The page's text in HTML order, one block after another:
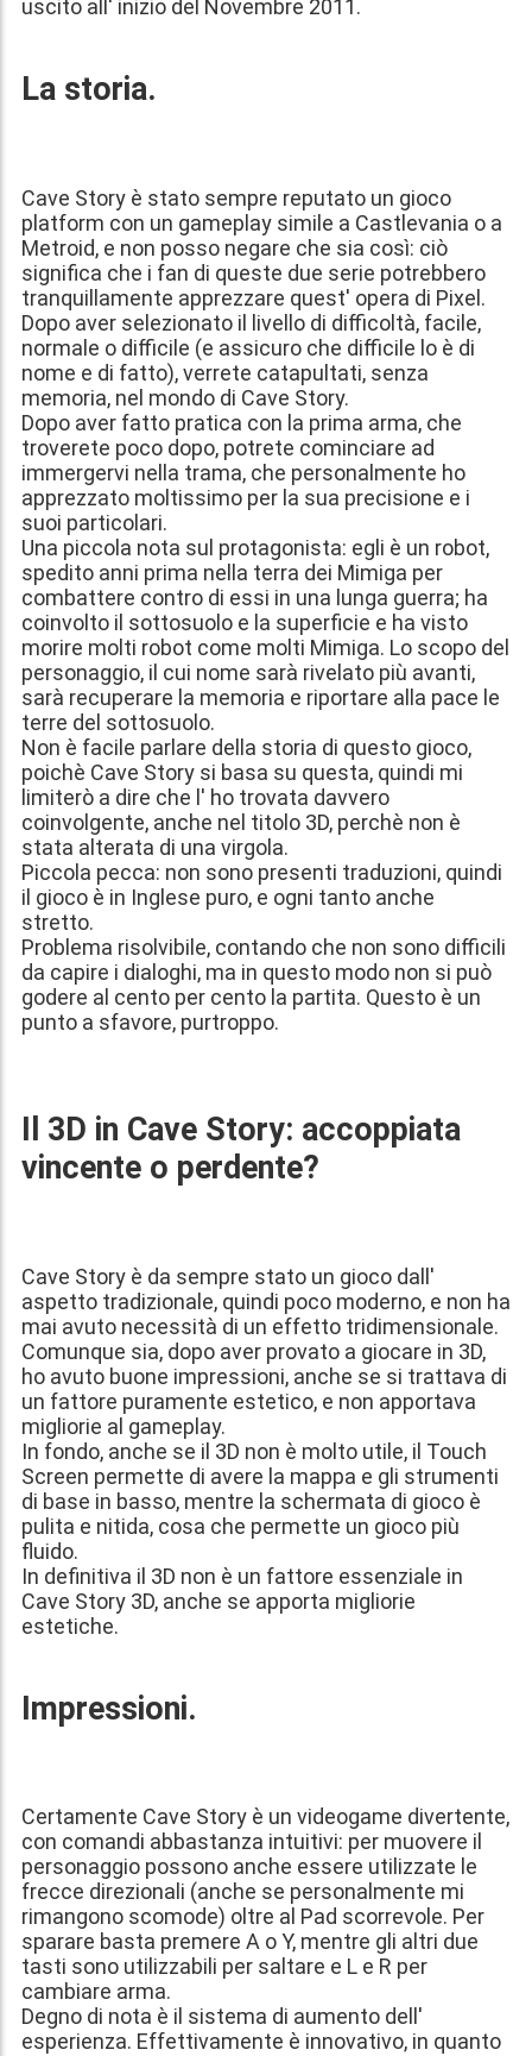
uscito all' inizio del Novembre 2011.
La storia.
Cave Story è stato sempre reputato un gioco
platform con un gameplay simile a Castlevania o a
Metroid, e non posso negare che sia così: ciò
significa che i fan di queste due serie potrebbero
tranquillamente apprezzare quest' opera di Pixel.
Dopo aver selezionato il livello di difficoltà, facile,
normale o difficile (e assicuro che difficile lo è di
nome e di fatto), verrete catapultati, senza
memoria, nel mondo di Cave Story.
Dopo aver fatto pratica con la prima arma, che
troverete poco dopo, potrete cominciare ad
immergervi nella trama, che personalmente ho
apprezzato moltissimo per la sua precisione e i
suoi particolari.
Una piccola nota sul protagonista: egli è un robot,
spedito anni prima nella terra dei Mimiga per
combattere contro di essi in una lunga guerra; ha
coinvolto il sottosuolo e la superficie e ha visto
morire molti robot come molti Mimiga. Lo scopo del
personaggio, il cui nome sarà rivelato più avanti,
sarà recuperare la memoria e riportare alla pace le
terre del sottosuolo.
Non è facile parlare della storia di questo gioco,
poichè Cave Story si basa su questa, quindi mi
limiterò a dire che l' ho trovata davvero
coinvolgente, anche nel titolo 3D, perchè non è
stata alterata di una virgola.
Piccola pecca: non sono presenti traduzioni, quindi
il gioco è in Inglese puro, e ogni tanto anche
stretto.
Problema risolvibile, contando che non sono difficili
da capire i dialoghi, ma in questo modo non si può
godere al cento per cento la partita. Questo è un
punto a sfavore, purtroppo.
Il 3D in Cave Story: accoppiata
vincente o perdente?
Cave Story è da sempre stato un gioco dall'
aspetto tradizionale, quindi poco moderno, e non ha
mai avuto necessità di un effetto tridimensionale.
Comunque sia, dopo aver provato a giocare in 3D,
ho avuto buone impressioni, anche se si trattava di
un fattore puramente estetico, e non apportava
migliorie al gameplay.
In fondo, anche se il 3D non è molto utile, il Touch
Screen permette di avere la mappa e gli strumenti
di base in basso, mentre la schermata di gioco è
pulita e nitida, cosa che permette un gioco più
fluido.
In definitiva il 3D non è un fattore essenziale in
Cave Story 3D, anche se apporta migliorie
estetiche.
Impressioni.
Certamente Cave Story è un videogame divertente,
con comandi abbastanza intuitivi: per muovere il
personaggio possono anche essere utilizzate le
frecce direzionali (anche se personalmente mi
rimangono scomode) oltre al Pad scorrevole. Per
sparare basta premere A o Y, mentre gli altri due
tasti sono utilizzabili per saltare e L e R per
cambiare arma.
Degno di nota è il sistema di aumento dell'
esperienza. Effettivamente è innovativo, in quanto